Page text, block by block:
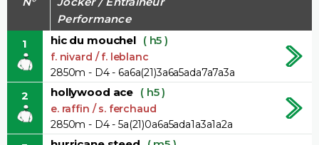
Performance
1
hic du mouchel ( h5 )
f. nivard / f. leblanc
2850m - D4 - 6a6a(21)3a6a5ada7a7a3a
2 hollywood ace ( h5 )
e. raffin / s. ferchaud
2850m - D4 - 5a(21)0a6a5ada1a3a1a2a